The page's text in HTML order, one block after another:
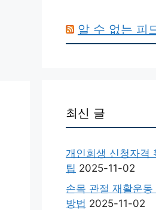
알 수 없는 피
최신 글
개인회생 신청자격
팁 2025-11-02
손목 관절 재활운
방법 2025-11-02